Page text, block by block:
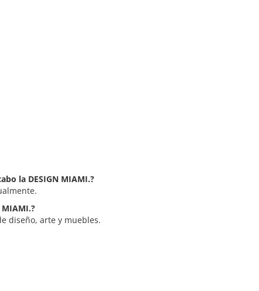
la DESIGN MIAMI.?
MIAMI.?
diseño, arte y muebles.